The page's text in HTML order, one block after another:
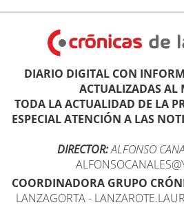
DIARIO DIGITAL CON
ACTUALIZADAS AL
TODA LA ACTUALIDAD DE LA
ESPECIAL ATENCIÓN A LAS
DIRECTOR:ALFONSO
COORDINADORA GRUPO
LANZAGORTA -